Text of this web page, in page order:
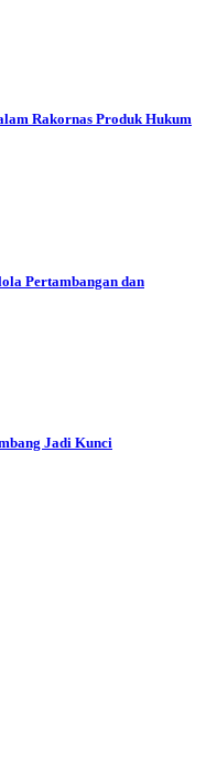
Rakornas Produk Hukum
Pertambangan dan
Jadi Kunci